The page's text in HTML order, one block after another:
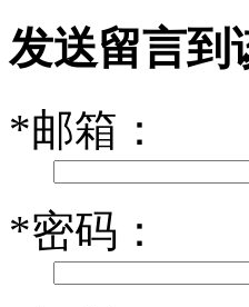
发送留言到
*邮箱：
*密码：